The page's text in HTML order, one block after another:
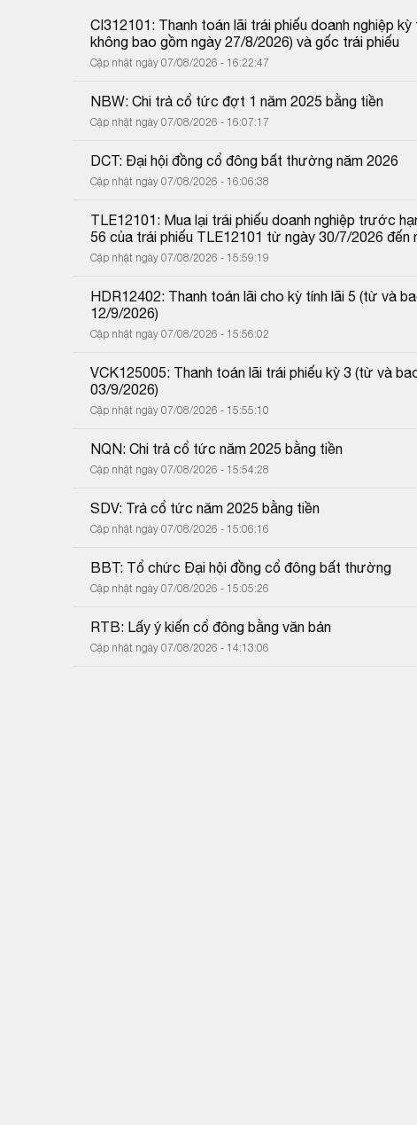
CI312101: Thanh toán lãi trái phiếu doanh nghiệp
không bao gồm ngày 27/8/2026) và gốc trái phiếu
Cập nhật ngày 07/08/2026 - 16:22:47
NBW: Chi trả cổ tức đợt 1 năm 2025 bằng tiền
Cập nhật ngày 07/08/2026 - 16:07:17
DCT: Đại hội đồng cổ đông bất thường năm 2026
Cập nhật ngày 07/08/2026 - 16:06:38
TLE12101: Mua lại trái phiếu doanh nghiệp trước
56 của trái phiếu TLE12101 từ ngày 30/7/2026 đến
Cập nhật ngày 07/08/2026 - 15:59:19
HDR12402: Thanh toán lãi cho kỳ tính lãi 5 (từ và
12/9/2026)
Cập nhật ngày 07/08/2026 - 15:56:02
VCK125005: Thanh toán lãi trái phiếu kỳ 3 (từ và
03/9/2026)
Cập nhật ngày 07/08/2026 - 15:55:10
NQN: Chi trả cổ tức năm 2025 bằng tiền
Cập nhật ngày 07/08/2026 - 15:54:28
SDV: Trả cổ tức năm 2025 bằng tiền
Cập nhật ngày 07/08/2026 - 15:06:16
BBT: Tổ chức Đại hội đồng cổ đông bất thường
Cập nhật ngày 07/08/2026 - 15:05:26
RTB: Lấy ý kiến cổ đông bằng văn bản
Cập nhật ngày 07/08/2026 - 14:13:06